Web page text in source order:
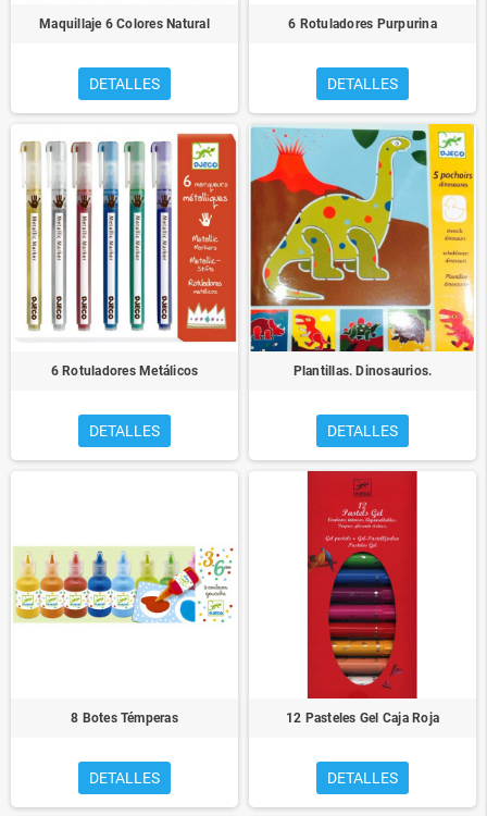
Maquillaje 6 Colores Natural
DETALLES
6 Rotuladores Purpurina
DETALLES
6 Rotuladores Metálicos
DETALLES
Plantillas. Dinosaurios.
DETALLES
8 Botes Témperas
DETALLES
12 Pasteles Gel Caja Roja
DETALLES